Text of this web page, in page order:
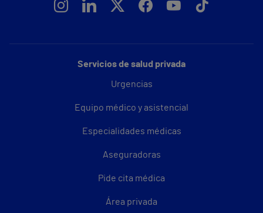
Servicios de salud privada
Urgencias
Equipo médico y asistencial
Especialidades médicas
Aseguradoras
Pide cita médica
Área privada